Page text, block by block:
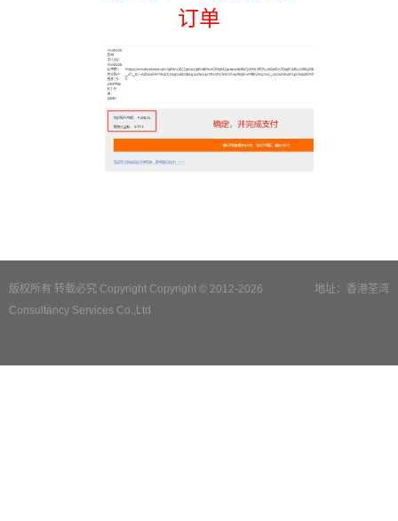
订单
地址：香港荃湾
版权所有 转载必究 Copyright Copyright © 2012-2026
Consultancy Services Co.,Ltd